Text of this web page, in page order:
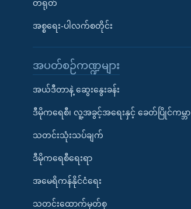
တရုတ်
အစ္စရေး-ပါလက်စတိုင်း
အပတ်စဉ်ကဏ္ဍများ
အယ်ဒီတာနဲ့ ဆွေးနွေးခန်း
ဒီမိုကရေစီ၊ လူ့အခွင့်အရေးနှင့် ခေတ်ပြိုင်ကမ္ဘာ
သတင်းသုံးသပ်ချက်
ဒီမိုကရေစီရေးရာ
အမေရိကန်နိုင်ငံရေး
သတင်းထောက်မှတ်စု